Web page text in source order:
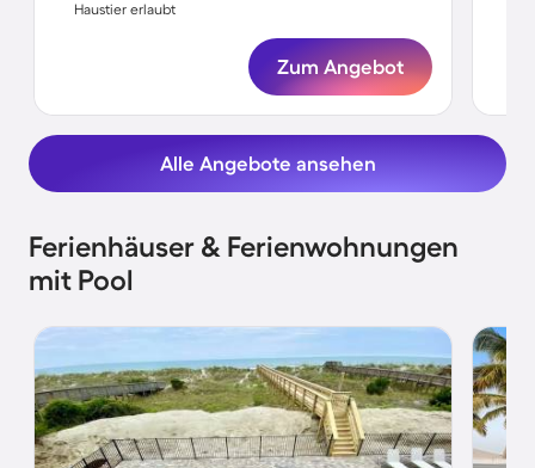
Haustier erlaubt
Zum Angebot
Alle Angebote ansehen
Ferienhäuser & Ferienwohnungen
mit Pool